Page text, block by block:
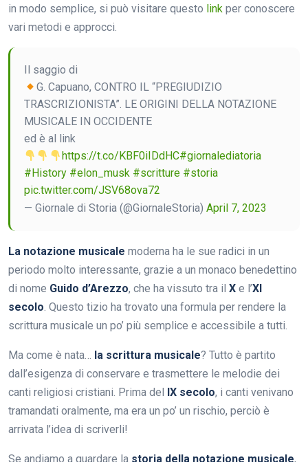
in modo semplice, si può visitare questo link per conoscere
vari metodi e approcci.
Il saggio di
G. Capuano, CONTRO IL “PREGIUDIZIO
TRASCRIZIONISTA”. LE ORIGINI DELLA NOTAZIONE
MUSICALE IN OCCIDENTE
ed è al link
https://t.co/KBF0iIDdHC#giornalediatoria
#History #elon_musk #scritture #storia
pic.twitter.com/JSV68ova72
— Giornale di Storia (@GiornaleStoria) April 7, 2023
La notazione musicale moderna ha le sue radici in un
periodo molto interessante, grazie a un monaco benedettino
di nome Guido d’Arezzo, che ha vissuto tra il X e l’XI
secolo. Questo tizio ha trovato una formula per rendere la
scrittura musicale un po’ più semplice e accessibile a tutti.
Ma come è nata… la scrittura musicale? Tutto è partito
dall’esigenza di conservare e trasmettere le melodie dei
canti religiosi cristiani. Prima del
IX secolo, i canti venivano
tramandati oralmente, ma era un po’ un rischio, perciò è
arrivata l’idea di scriverli!
Se andiamo a guardare la storia della notazione musicale,